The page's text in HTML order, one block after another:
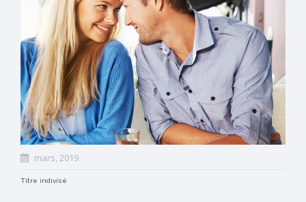
mars, 2019
Titre indivisé